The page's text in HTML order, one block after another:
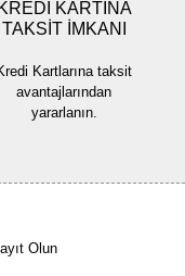
KREDİ KARTINA
TAKSİT İMKANI
Kartlarına taksit
avantajlarından
yararlanın.
Olun